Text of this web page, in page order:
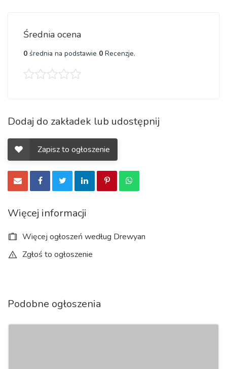
Szerokość: 29 cm
Jesteśmy producentami wyrobów drewnianych, dzięki czemu
możemy zagwarantować 100% jakość.
Wśród naszych ogłoszeń znajdziesz różnego rodzaju
zabawki i wyroby z drewna!
Średnia ocena
0 średnia na podstawie 0 Recenzje.
Dodaj do zakładek lub udostępnij
Zapisz to ogłoszenie
Więcej informacji
Więcej ogłoszeń według Drewyan
Zgłoś to ogłoszenie
Podobne ogłoszenia